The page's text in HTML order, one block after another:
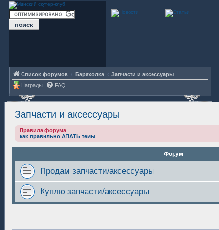
Список форумов Барахолка
Запчасти и аксессуары
Награды
FAQ
Запчасти и аксессуары
Правила форума
как правильно АПАТЬ темы
Форум
Продам запчасти/аксессуары
Куплю запчасти/аксессуары